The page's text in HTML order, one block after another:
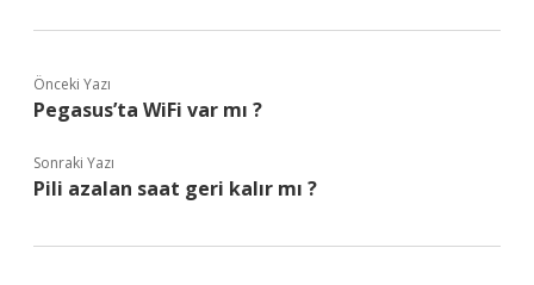
Önceki Yazı
Pegasus’ta WiFi var mı ?
Sonraki Yazı
Pili azalan saat geri kalır mı ?